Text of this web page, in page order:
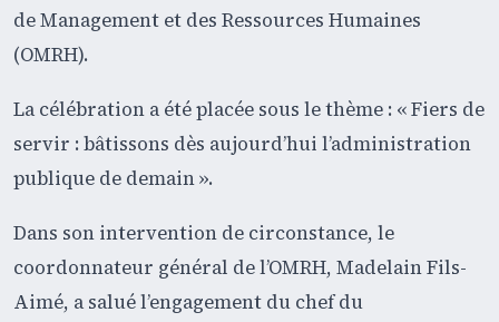
de Management et des Ressources Humaines
(OMRH).
La célébration a été placée sous le thème : « Fiers de
servir : bâtissons dès aujourd’hui l’administration
publique de demain ».
Dans son intervention de circonstance, le
coordonnateur général de l’OMRH, Madelain Fils-
Aimé, a salué l’engagement du chef du